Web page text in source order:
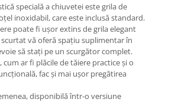
specială a chiuvetei este grila de
inoxidabil, care este inclusă standard.
poate fi ușor extins de grila elegant
vă oferă spațiu suplimentar în
să stați pe un scurgător complet.
ar fi plăcile de tăiere practice și o
fac și mai ușor pregătirea
disponibilă într-o versiune